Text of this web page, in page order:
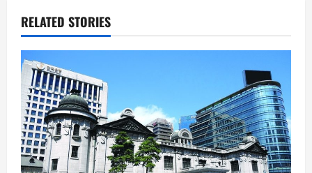
RELATED STORIES